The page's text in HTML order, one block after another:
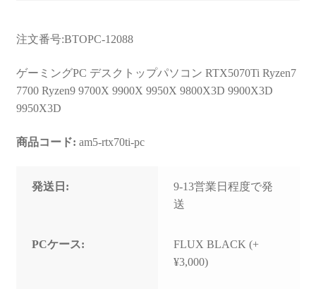
ご使用時にあたって
注文番号:BTOPC-12088
ゲーミングPC デスクトップパソコン RTX5070Ti Ryzen7
7700 Ryzen9 9700X 9900X 9950X 9800X3D 9900X3D
9950X3D
商品コード: am5-rtx70ti-pc
発送日:
9-13営業日程度で発
送
PCケース:
FLUX BLACK (+
¥3,000)